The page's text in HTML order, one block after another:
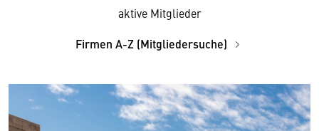
aktive Mitglieder
Firmen A-Z (Mitgliedersuche)